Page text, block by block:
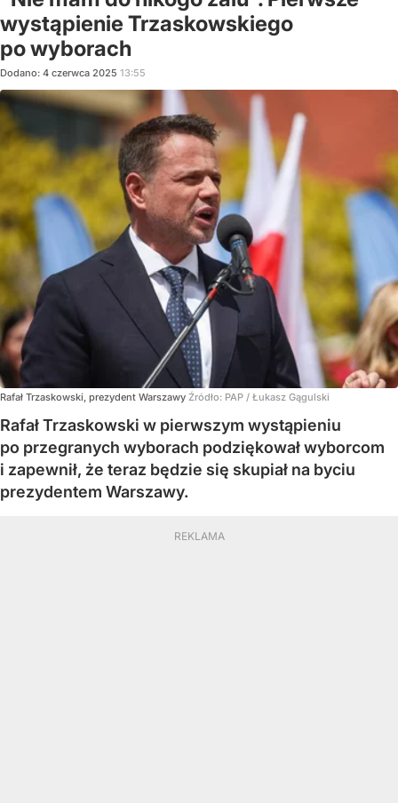
wystąpienie Trzaskowskiego
po wyborach
Dodano: 4 czerwca 2025 13:55
Rafał Trzaskowski, prezydent Warszawy Źródło: PAP / Łukasz Gągulski
Rafał Trzaskowski w pierwszym wystąpieniu
po przegranych wyborach podziękował wyborcom
i zapewnił, że teraz będzie się skupiał na byciu
prezydentem Warszawy.